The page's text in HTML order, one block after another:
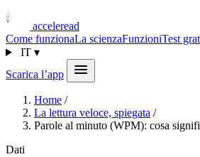
acceleread
Come funzionaLa scienzaFunzioniTest
IT ▾
Scarica l’app
Home /
La lettura veloce, spiegata /
Parole al minuto (WPM): cosa
Dati